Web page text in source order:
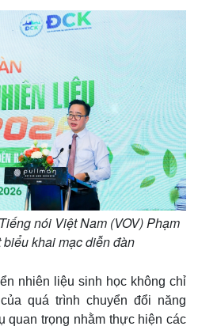
Multimedia
Ảnh
E-Magazine
Infographic
nói Việt Nam (VOV) Phạm
khai mạc diễn đàn
nhiên liệu sinh học không chỉ
quá trình chuyển đổi năng
quan trọng nhằm thực hiện các